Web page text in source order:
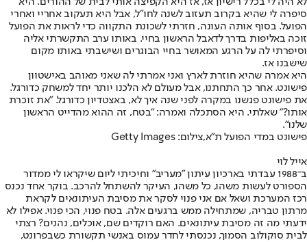
סיפרה לי שהיא בקרוב תעזוב לשנה לחו"ל, אבל היא תעקוב אחריי ואחרי
הפועל. בסוף אותה העונה, חזרתי לשכונת התקווה כדי לראות את הפועל
זוכה באליפות בדרך לדאבל הראשון בחיי. באותו ערב התקשרתי אליה
וסיפרתי לה על הרגע המאושר בחיי הבוגרים ושישבתי באותו מקום
שישבנו אז.
היא אמרה שהיא חוזרת לארץ ואני אמרתי לה שאני מאוהב באישטוון
פישונט. אחר כך התחתנו, אבל מעולם לא הלכנו יותר יחד למשחק כדורגל.
את פישונט פגשנו במקרה לפני שנה איך לא, באצטדיון כדורגל. "את זוכרת
אותו?" שאלתי. היא הסתכלה ואמרה: "בטח, זה ההוא מהדייט הראשון
שלנו".
פישונט במדי הפועל ת"א,צילום: Getty Images
אייל לוי
ב־1988 עבדתי בארכיון עיתון "מעריב" וחיכיתי ליום שיקראו לי ממדור
הספורט לעשות משהו, כל משהו, העיקר להשתחל להרכב. בוקר אחד נכנס
רכז המערכת ושאל אם אני פנוי לסקר את מסיבת העיתונאים לקראת
מרתון טבריה, שמתחילה ממש ברגעים אלה. בטח פנוי, הכי פנוי. אפילו לא
ידעתי מה זה מסיבת עיתונאים. האם רוקדים שם, אוכלים, נהנים? רצתי
לבית סוקולוב הסמוך, נכנסתי לחדר עמוס באנשי תקשורת כשבפרונט,